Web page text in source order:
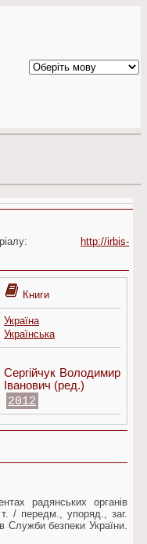
http://irbis-
Книги
Україна
Українська
Сергійчук Володимир
Іванович (ред.)
2012
радянських органів
/ передм., упоряд., заг.
Служби безпеки України.